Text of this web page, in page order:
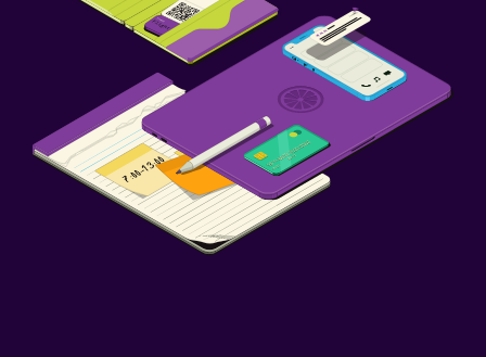
Ciclismo
Salón de belleza
Paseos a caballo